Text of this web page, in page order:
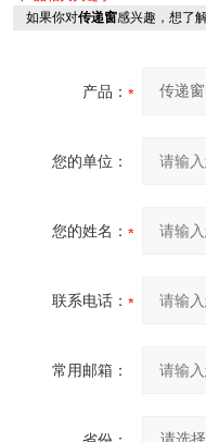
如果你对传递窗感兴趣，想了
产品：
您的单位：
您的姓名：
联系电话：
常用邮箱：